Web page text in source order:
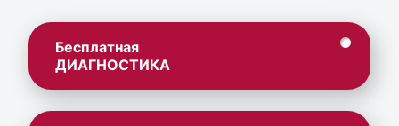
Бесплатная
ДИАГНОСТИКА